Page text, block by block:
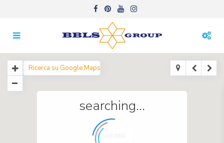
€ 160,000
searching...